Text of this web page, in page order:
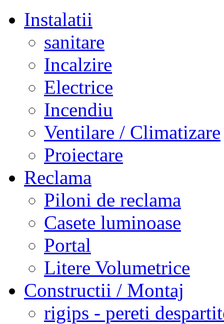
Instalatii
sanitare
Incalzire
Electrice
Incendiu
Ventilare / Climatizare
Proiectare
Reclama
Piloni de reclama
Casete luminoase
Portal
Litere Volumetrice
Constructii / Montaj
rigips - pereti